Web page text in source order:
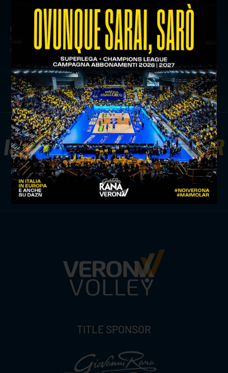
precedente:la befana ha fatto centro: disponibile la
nuova app di verona volley
successivo:game review: vero volley monza-rana verona
news prima squadra
ISCRIVITI ALLANEWSLETTER
ISCRIVITI ORA
TITLE SPONSOR